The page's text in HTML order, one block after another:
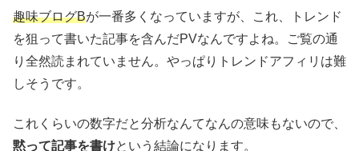
趣味ブログBが一番多くなっていますが、これ、トレンド
を狙って書いた記事を含んだPVなんですよね。ご覧の通
り全然読まれていません。やっぱりトレンドアフィリは難
しそうです。
これくらいの数字だと分析なんてなんの意味もないので、
黙って記事を書けという結論になります。